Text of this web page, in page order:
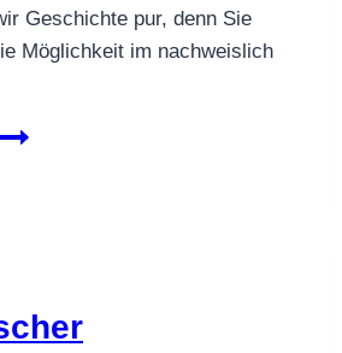
Geschichte pur, denn Sie
Möglichkeit im nachweislich